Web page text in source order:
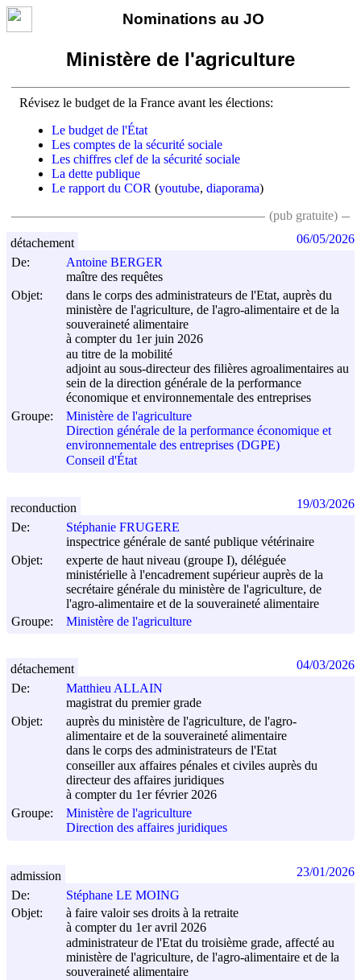
Nominations au JO
Ministère de l'agriculture
Révisez le budget de la France avant les élections:
Le budget de l'État
Les comptes de la sécurité sociale
Les chiffres clef de la sécurité sociale
La dette publique
Le rapport du COR (youtube, diaporama)
(pub gratuite)
De:
Antoine BERGER
maître des requêtes
Objet:
dans le corps des administrateurs de l'Etat, auprès du
ministère de l'agriculture, de l'agro-alimentaire et de la
souveraineté alimentaire
à compter du 1er juin 2026
au titre de la mobilité
adjoint au sous-directeur des filières agroalimentaires au
sein de la direction générale de la performance
économique et environnementale des entreprises
Groupe:
Ministère de l'agriculture
Direction générale de la performance économique et
environnementale des entreprises (DGPE)
Conseil d'État
détachement 06/05/2026
De:
Stéphanie FRUGERE
inspectrice générale de santé publique vétérinaire
Objet:
experte de haut niveau (groupe I), déléguée
ministérielle à l'encadrement supérieur auprès de la
secrétaire générale du ministère de l'agriculture, de
l'agro-alimentaire et de la souveraineté alimentaire
Groupe:
Ministère de l'agriculture
reconduction 19/03/2026
De:
Matthieu ALLAIN
magistrat du premier grade
Objet:
auprès du ministère de l'agriculture, de l'agro-
alimentaire et de la souveraineté alimentaire
dans le corps des administrateurs de l'Etat
conseiller aux affaires pénales et civiles auprès du
directeur des affaires juridiques
à compter du 1er février 2026
Groupe:
Ministère de l'agriculture
Direction des affaires juridiques
détachement 04/03/2026
De:
Stéphane LE MOING
Objet:
à faire valoir ses droits à la retraite
à compter du 1er avril 2026
administrateur de l'Etat du troisième grade, affecté au
ministère de l'agriculture, de l'agro-alimentaire et de la
souveraineté alimentaire
admission 23/01/2026